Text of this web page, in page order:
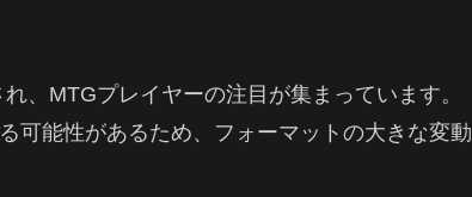
、MTGプレイヤーの注目が集まっています。
可能性があるため、フォーマットの大きな変動